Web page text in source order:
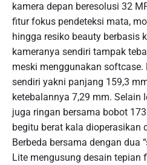
kamera depan beresolusi 32
fitur fokus pendeteksi mata,
hingga resiko beauty berbasis
kameranya sendiri tampak
meski menggunakan
sendiri yakni panjang 159,3
ketebalannya 7,29 mm. Selain
juga ringan bersama bobot
begitu berat kala dioperasikan
Berbeda bersama dengan dua
Lite mengusung desain tepian